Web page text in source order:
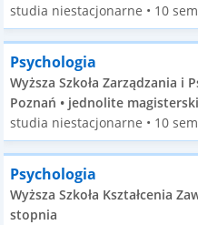
studia niestacjonarne • 10
Psychologia
Wyższa Szkoła Zarządzania i
Poznań • jednolite
studia niestacjonarne • 10
Psychologia
Wyższa Szkoła Kształcenia
stopnia